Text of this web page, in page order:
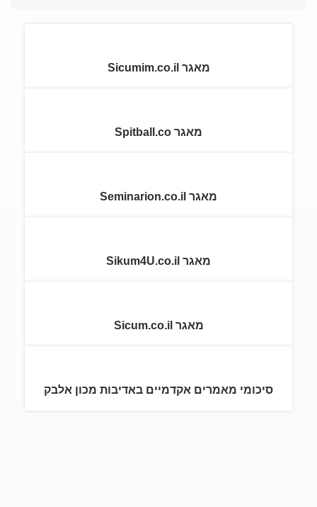
מאגר Sicumim.co.il
מאגר Spitball.co
מאגר Seminarion.co.il
מאגר Sikum4U.co.il
מאגר Sicum.co.il
סיכומי מאמרים אקדמיים באדיבות מכון אלבק